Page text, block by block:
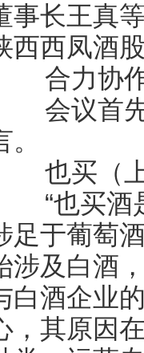
事长王真
西西凤酒
合力协作
会议首先
。
也买（上
“也买酒是
足于葡萄
涉及白酒
白酒企业
，其原因